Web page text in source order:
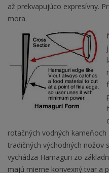
až prekvapujúco expresívny.
mora.
rotačných vodných
tradičných východných nožov
vychádza Hamaguri zo
majú mierne konvexný tvar a